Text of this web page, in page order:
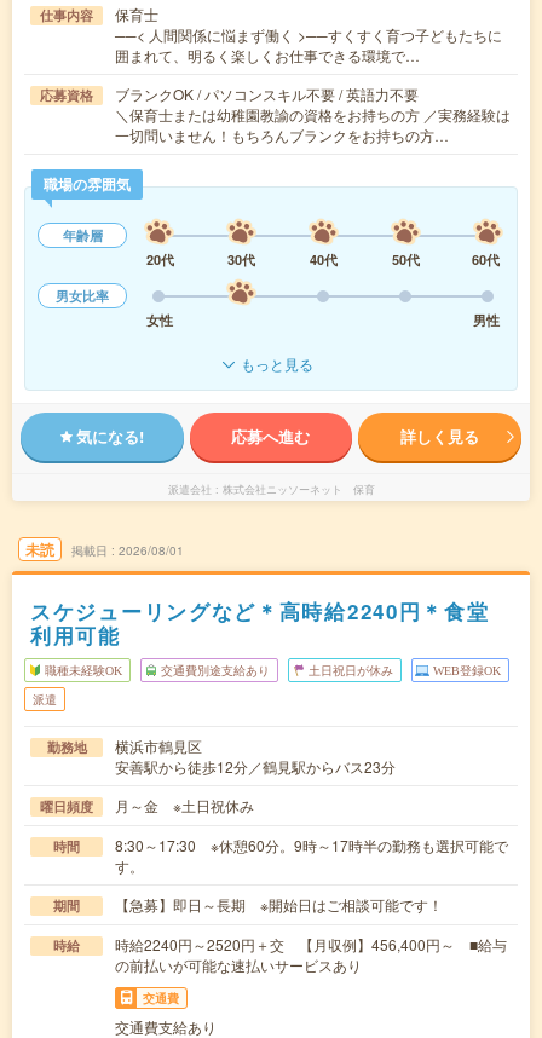
仕事内容
保育士
──< 人間関係に悩まず働く >──すくすく育つ子どもたちに
囲まれて、明るく楽しくお仕事できる環境で…
応募資格
ブランクOK / パソコンスキル不要 / 英語力不要
＼保育士または幼稚園教諭の資格をお持ちの方 ／実務経験は
一切問いません！もちろんブランクをお持ちの方…
職場の雰囲気
年齢層
20代
30代 40代 50代
60代
男女比率
女性
男性
もっと見る
気になる! 応募へ進む 詳しく見る
派遣会社 株式会社ニッソーネット 保育
未読 掲載日 2026/08/01
スケジューリングなど＊高時給2240円＊食堂
利用可能
職種未経験OK 交通費別途支給あり 土日祝日が休み WEB登録OK
派遣
勤務地
横浜市鶴見区
安善駅から徒歩12分／鶴見駅からバス23分
曜日頻度 月～金 ※土日祝休み
時間
8:30～17:30 ※休憩60分。9時～17時半の勤務も選択可能で
す。
期間 【急募】即日～長期 ※開始日はご相談可能です！
時給
時給2240円～2520円＋交 【月収例】456,400円～ ■給与
の前払いが可能な速払いサービスあり
交通費
交通費支給あり